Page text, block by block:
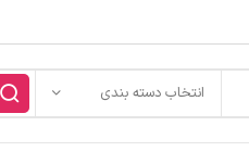
انتخاب دسته بندی